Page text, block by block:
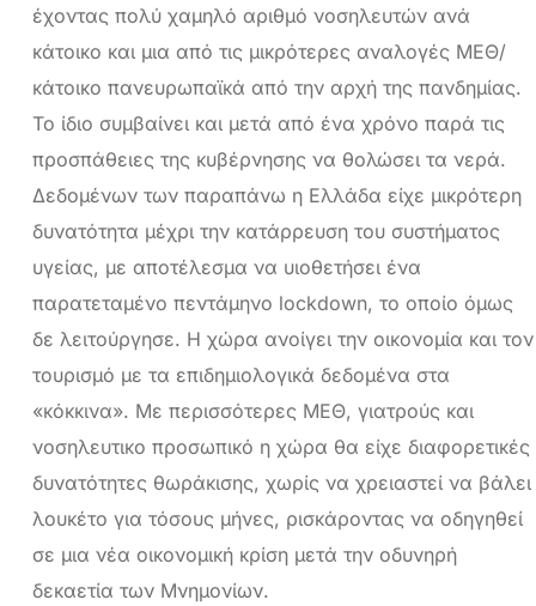
έχοντας πολύ χαμηλό αριθμό νοσηλευτών ανά
κάτοικο και μια από τις μικρότερες αναλογές ΜΕΘ/
κάτοικο πανευρωπαϊκά από την αρχή της πανδημίας.
Το ίδιο συμβαίνει και μετά από ένα χρόνο παρά τις
προσπάθειες της κυβέρνησης να θολώσει τα νερά.
Δεδομένων των παραπάνω η Ελλάδα είχε μικρότερη
δυνατότητα μέχρι την κατάρρευση του συστήματος
υγείας, με αποτέλεσμα να υιοθετήσει ένα
παρατεταμένο πεντάμηνο lockdown, το οποίο όμως
δε λειτούργησε. Η χώρα ανοίγει την οικονομία και τον
τουρισμό με τα επιδημιολογικά δεδομένα στα
«κόκκινα». Με περισσότερες ΜΕΘ, γιατρούς και
νοσηλευτικο προσωπικό η χώρα θα είχε διαφορετικές
δυνατότητες θωράκισης, χωρίς να χρειαστεί να βάλει
λουκέτο για τόσους μήνες, ρισκάροντας να οδηγηθεί
σε μια νέα οικονομική κρίση μετά την οδυνηρή
δεκαετία των Μνημονίων.